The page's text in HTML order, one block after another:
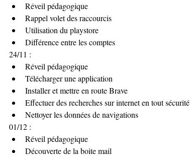
Réveil pédagogique
Rappel volet des raccourcis
Utilisation du playstore
Différence entre les comptes
24/11 :
Réveil pédagogique
Télécharger une application
Installer et mettre en route Brave
Effectuer des recherches sur internet en tout sécurité
Nettoyer les données de navigations
01/12 :
Réveil pédagogique
Découverte de la boite mail